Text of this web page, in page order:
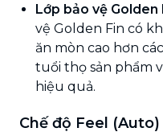
Lớp bảo vệ Golden
vệ Golden Fin có
ăn mòn cao hơn
tuổi thọ sản phẩm
hiệu quả.
Chế độ Feel (Auto)